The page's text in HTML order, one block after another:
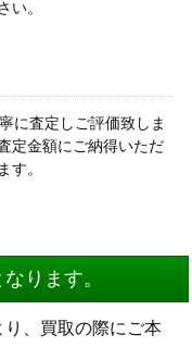
い。
に査定しご評価致しま
定金額にご納得いただ
す。
ります。
、買取の際にご本